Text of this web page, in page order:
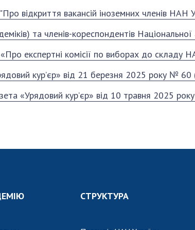
наук
Президії
Ради, комітети
Наукові центри
МОН та НАН
України
національне
Центри
користування
приладами
Оцінювання
діяльності
Конкурси
Робота з
відкриття вакансій іноземних членів НАН
та членів-кореспондентів Національної
експертні комісії по виборах до складу
кур’єр» від 21 березня 2025 року №
«Урядовий кур’єр» від 10 травня 2025
СТРУКТУРА